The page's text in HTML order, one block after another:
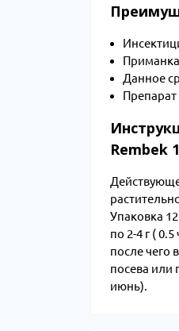
Данное
Rembek
Упаковка
по 2-4 г (
после чего
посева или
июнь).